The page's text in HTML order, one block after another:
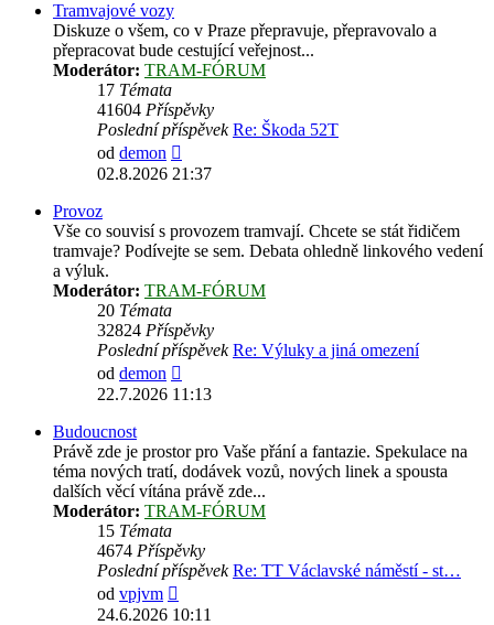
Tramvajové vozy
Diskuze o všem, co v Praze přepravuje, přepravovalo a
přepracovat bude cestující veřejnost...
Moderátor: TRAM-FÓRUM
17 Témata
41604 Příspěvky
Poslední příspěvek Re: Škoda 52T
od demon
poslední
02.8.2026 21:37
Provoz
Vše co souvisí s provozem tramvají. Chcete se stát řidičem
tramvaje? Podívejte se sem. Debata ohledně linkového vedení
a výluk.
Moderátor: TRAM-FÓRUM
20 Témata
32824 Příspěvky
Poslední příspěvek Re: Výluky a jiná omezení
od demon
poslední
22.7.2026 11:13
Budoucnost
Právě zde je prostor pro Vaše přání a fantazie. Spekulace na
téma nových tratí, dodávek vozů, nových linek a spousta
dalších věcí vítána právě zde...
Moderátor: TRAM-FÓRUM
15 Témata
4674 Příspěvky
Poslední příspěvek Re: TT Václavské náměstí - st…
od vpjvm
poslední
24.6.2026 10:11